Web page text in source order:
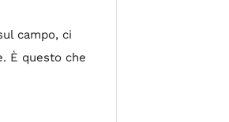
campo, ci
È questo che